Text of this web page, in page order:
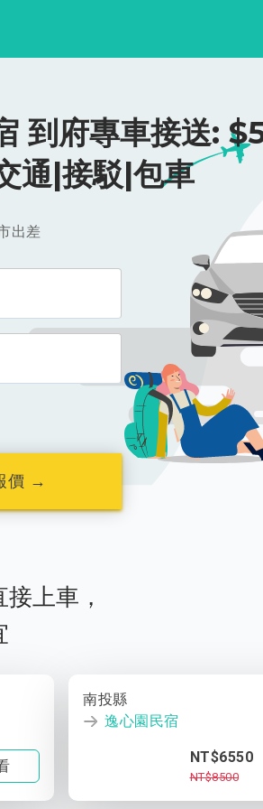
到府專車接送:
通|接駁|包車
出差
價 →
接上車，
南投縣
逸心園民宿
NT$6550
NT$8500